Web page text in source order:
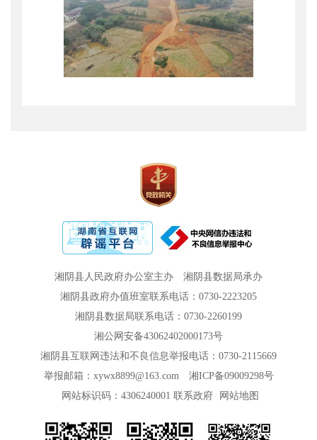
湘阴县人民政府办公室主办
湘阴县数据局承办
湘阴县政府办值班室联系电话：0730-2223205
湘阴县数据局联系电话：0730-2260199
湘公网安备43062402000173号
湘阴县互联网违法和不良信息举报电话：0730-2115669
举报邮箱：xywx8899@163.com
湘ICP备09009298号
网站标识码：4306240001 联系政府 网站地图